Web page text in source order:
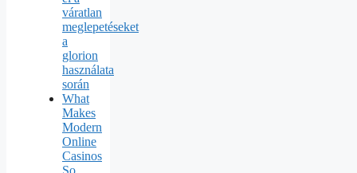
váratlan
meglepetéseket
a
glorion
használata
során
What
Makes
Modern
Online
Casinos
So